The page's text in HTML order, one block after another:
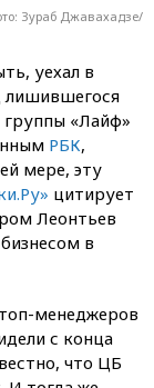
Зураб Джавахадзе/
уехал в
лишившегося
группы «Лайф»
РБК,
мере, эту
цитирует
Леонтьев
в
менеджеров
с конца
что ЦБ